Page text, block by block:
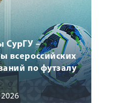
СурГУ –
всероссийских
по футзалу